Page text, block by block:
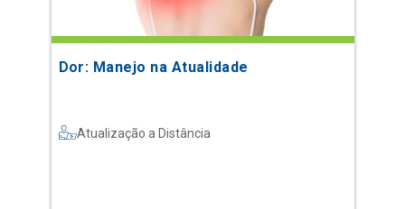
Dor: Manejo na Atualidade
Atualização a Distância